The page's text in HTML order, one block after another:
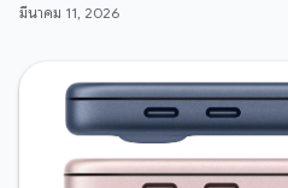
มีนาคม 11, 2026